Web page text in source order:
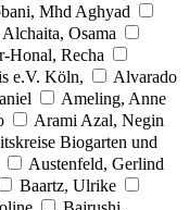
Mhd Aghyad
Alchaita, Osama
Honal, Recha
e.V. Köln,
Alvarado
Ameling, Anne
Arami Azal, Negin
Biogarten und
Austenfeld, Gerlind
Baartz, Ulrike